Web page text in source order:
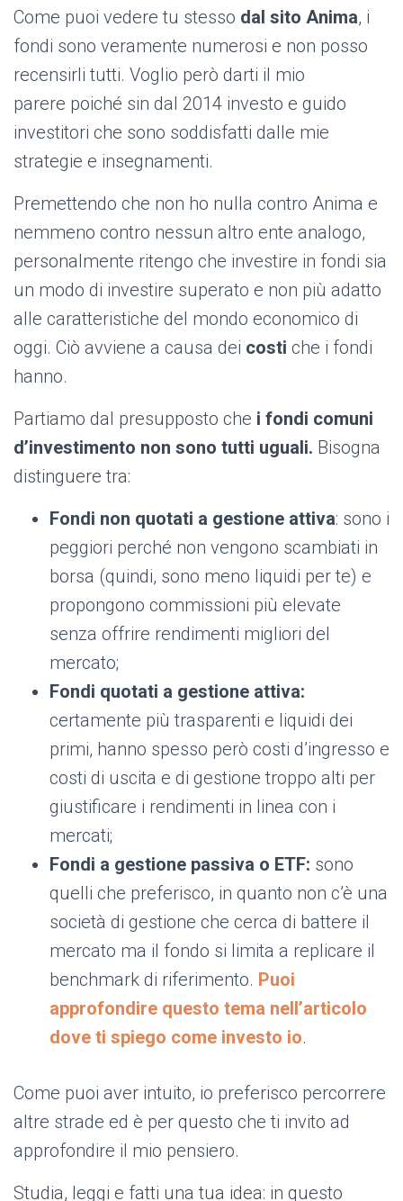
Come puoi vedere tu stesso dal sito Anima, i
fondi sono veramente numerosi e non posso
recensirli tutti. Voglio però darti il mio
parere poiché sin dal 2014 investo e guido
investitori che sono soddisfatti dalle mie
strategie e insegnamenti.
Premettendo che non ho nulla contro Anima e
nemmeno contro nessun altro ente analogo,
personalmente ritengo che investire in fondi sia
un modo di investire superato e non più adatto
alle caratteristiche del mondo economico di
oggi. Ciò avviene a causa dei costi che i fondi
hanno.
Partiamo dal presupposto che i fondi comuni
d’investimento non sono tutti uguali. Bisogna
distinguere tra:
Fondi non quotati a gestione attiva: sono i
peggiori perché non vengono scambiati in
borsa (quindi, sono meno liquidi per te) e
propongono commissioni più elevate
senza offrire rendimenti migliori del
mercato;
Fondi quotati a gestione attiva:
certamente più trasparenti e liquidi dei
primi, hanno spesso però costi d’ingresso e
costi di uscita e di gestione troppo alti per
giustificare i rendimenti in linea con i
mercati;
Fondi a gestione passiva o ETF: sono
quelli che preferisco, in quanto non c’è una
società di gestione che cerca di battere il
mercato ma il fondo si limita a replicare il
benchmark di riferimento. Puoi
approfondire questo tema nell’articolo
dove ti spiego come investo io.
Come puoi aver intuito, io preferisco percorrere
altre strade ed è per questo che ti invito ad
approfondire il mio pensiero.
Studia, leggi e fatti una tua idea: in questo